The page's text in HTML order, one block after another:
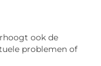
ook de
problemen of